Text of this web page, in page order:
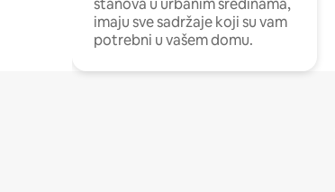
stanova u urbanim sredinama,
imaju sve sadržaje koji su vam
potrebni u vašem domu.